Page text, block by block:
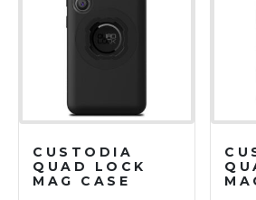
CUSTODIA
QUAD LOCK
MAG CASE